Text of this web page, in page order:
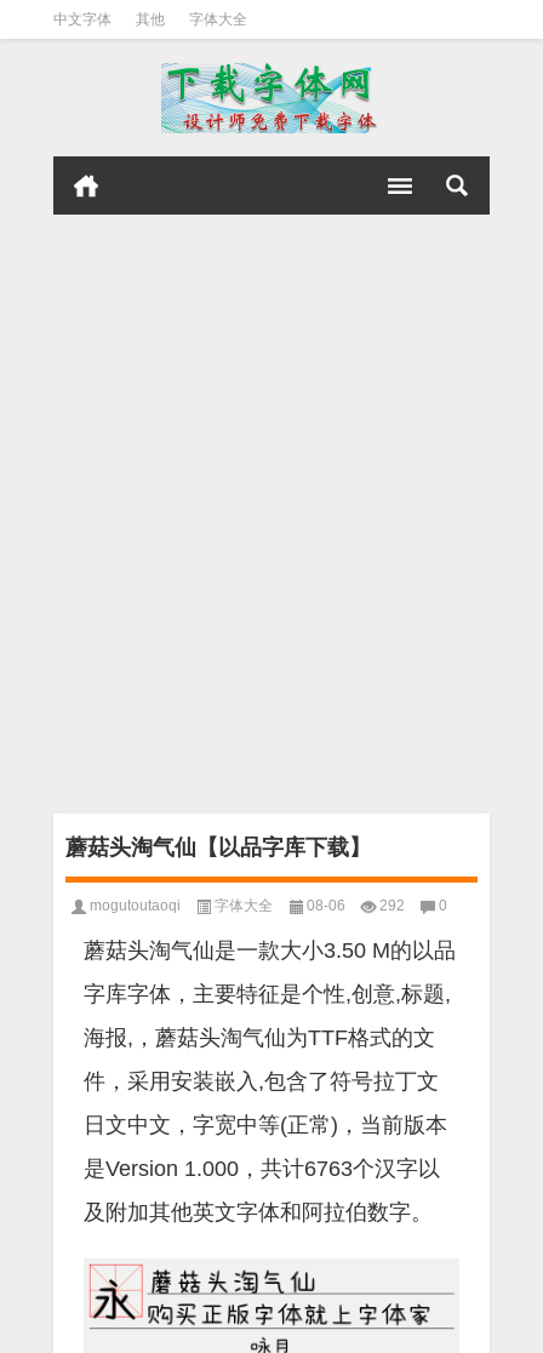
中文字体 其他 字体大全
蘑菇头淘气仙【以品字库下载】
mogutoutaoqi 字体大全 08-06 292 0
蘑菇头淘气仙是一款大小3.50 M的以品
字库字体，主要特征是个性,创意,标题,
海报,，蘑菇头淘气仙为TTF格式的文
件，采用安装嵌入,包含了符号拉丁文
日文中文，字宽中等(正常)，当前版本
是Version 1.000，共计6763个汉字以
及附加其他英文字体和阿拉伯数字。